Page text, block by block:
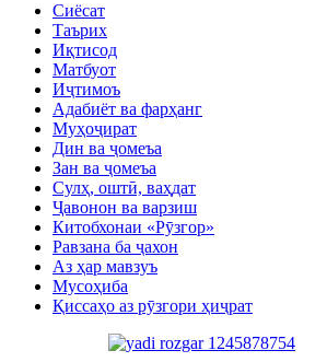
Сиёсат
Таърих
Иқтисод
Матбуот
Иҷтимоъ
Адабиёт ва фарҳанг
Муҳоҷират
Дин ва ҷомеъа
Зан ва ҷомеъа
Сулҳ, оштӣ, ваҳдат
Ҷавонон ва варзиш
Китобхонаи «Рӯзгор»
Равзана ба ҷахон
Аз ҳар мавзуъ
Мусоҳиба
Қиссаҳо аз рӯзгори ҳиҷрат